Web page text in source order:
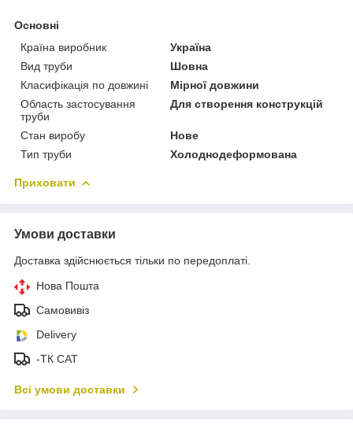
Основні
Країна виробник
Україна
Вид труби
Шовна
Класифікація по довжині
Мірної довжини
Область застосування
труби
Для створення конструкцій
Стан виробу
Нове
Тип труби
Холоднодеформована
Приховати
Умови доставки
Доставка здійснюється тільки по передоплаті.
Нова Пошта
Самовивіз
Delivery
-ТК САТ
Всі умови доставки